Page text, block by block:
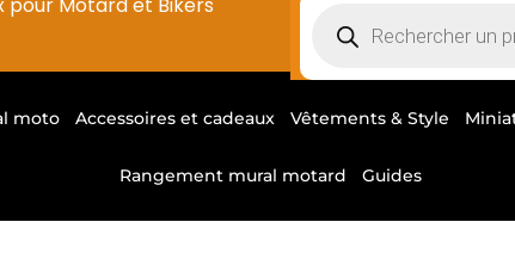
moto Accessoires et cadeaux Vêtements & Style
Rangement mural motard Guides